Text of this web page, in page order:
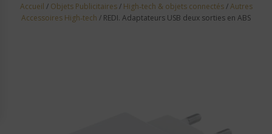
Accueil / Objets Publicitaires/ High‑tech & objets connectés/Autres
Accessoires High‑tech / REDI. Adaptateurs USB deux sorties en ABS